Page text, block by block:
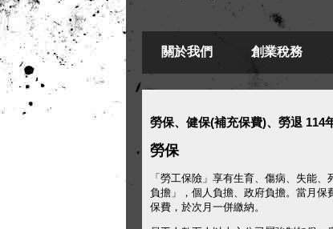
關於我們 創業稅務
勞保、健保(補充保費)、勞退 114
勞保
「勞工保險」享有生育、傷病、失能
負擔」，個人負擔、政府負擔。當月保
保費，於次月一併繳納。